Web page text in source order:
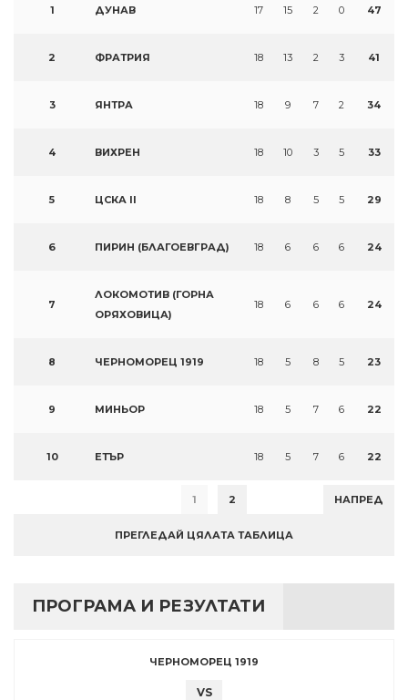
1 ДУНАВ 17 15 2 0 47
2 ФРАТРИЯ 18 13 2 3 41
3 ЯНТРА 18 9 7 2 34
4 ВИХРЕН 18 10 3 5 33
5 ЦСКА II 18 8 5 5 29
6 ПИРИН (БЛАГОЕВГРАД) 18 6 6 6 24
7
ЛОКОМОТИВ (ГОРНА
ОРЯХОВИЦА)
18 6 6 6 24
8 ЧЕРНОМОРЕЦ 1919 18 5 8 5 23
9 МИНЬОР 18 5 7 6 22
10 ЕТЪР 18 5 7 6 22
1 2 НАПРЕД
ПРЕГЛЕДАЙ ЦЯЛАТА ТАБЛИЦА
ПРОГРАМА И РЕЗУЛТАТИ
ЧЕРНОМОРЕЦ 1919
VS